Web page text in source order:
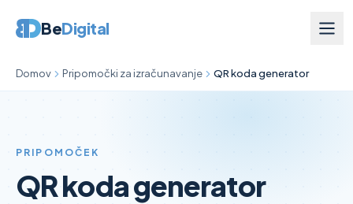
BeDigital
Domov Pripomočki za izračunavanje QR koda generator
PRIPOMOČEK
QR koda generator